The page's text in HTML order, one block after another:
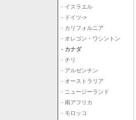
- イスラエル
- ドイツ->
- カリフォルニア
- オレゴン・ワシントン
- カナダ
- チリ
- アルゼンチン
- オーストラリア
- ニュージーランド
- 南アフリカ
- モロッコ